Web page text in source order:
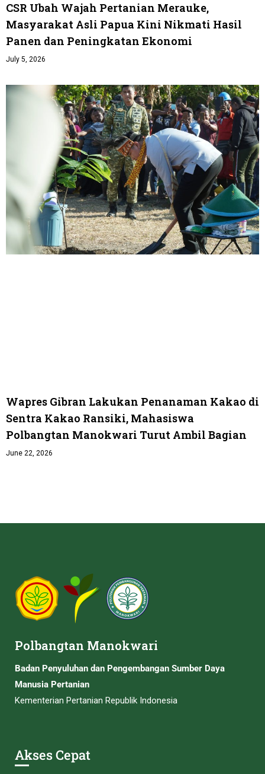
CSR Ubah Wajah Pertanian Merauke,
Masyarakat Asli Papua Kini Nikmati Hasil
Panen dan Peningkatan Ekonomi
July 5, 2026
Wapres Gibran Lakukan Penanaman Kakao di
Sentra Kakao Ransiki, Mahasiswa
Polbangtan Manokwari Turut Ambil Bagian
June 22, 2026
Polbangtan Manokwari
Badan Penyuluhan dan Pengembangan Sumber Daya
Manusia Pertanian
Kementerian Pertanian Republik Indonesia
Akses Cepat